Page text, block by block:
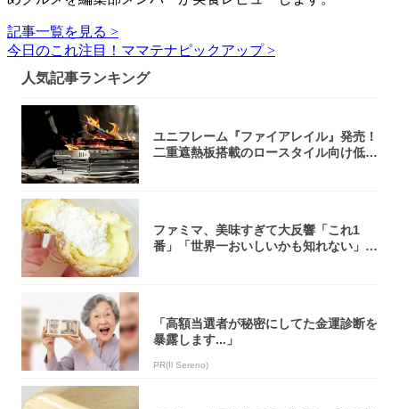
記事一覧を見る >
今日のこれ注目！ママテナピックアップ >
人気記事ランキング
ユニフレーム『ファイアレイル』発売！
二重遮熱板搭載のロースタイル向け低型
ファミマ、美味すぎて大反響「これ1
番」「世界一おいしいかも知れない」
「高額当選者が秘密にしてた金運診断を
暴露します...」
PR(Il Sereno)